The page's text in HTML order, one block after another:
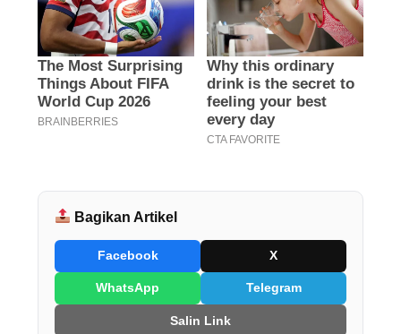
Bagikan Artikel
Facebook X
WhatsApp Telegram
Salin Link